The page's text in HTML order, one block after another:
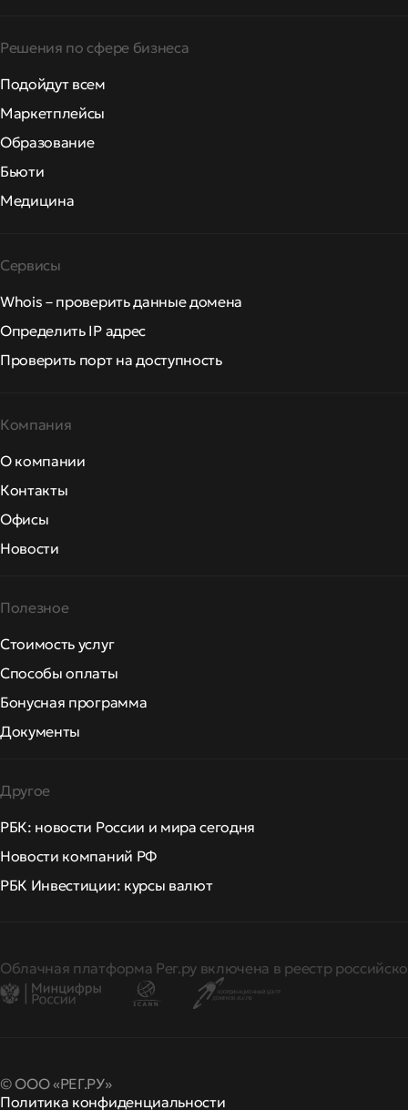
Решения по сфере бизнеса
Подойдут всем
Маркетплейсы
Образование
Бьюти
Медицина
Сервисы
Whois – проверить данные домена
Определить IP адрес
Проверить порт на доступность
Компания
О компании
Контакты
Офисы
Новости
Полезное
Стоимость услуг
Способы оплаты
Бонусная программа
Документы
Другое
РБК: новости России и мира сегодня
Новости компаний РФ
РБК Инвестиции: курсы валют
Облачная платформа Рег.ру включена в реестр
© ООО «РЕГ.РУ»
Политика конфиденциальности